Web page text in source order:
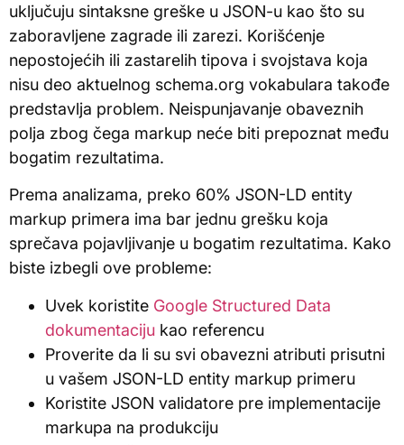
uključuju sintaksne greške u JSON-u kao što su
zaboravljene zagrade ili zarezi. Korišćenje
nepostojećih ili zastarelih tipova i svojstava koja
nisu deo aktuelnog schema.org vokabulara takođe
predstavlja problem. Neispunjavanje obaveznih
polja zbog čega markup neće biti prepoznat među
bogatim rezultatima.
Prema analizama, preko 60% JSON-LD entity
markup primera ima bar jednu grešku koja
sprečava pojavljivanje u bogatim rezultatima. Kako
biste izbegli ove probleme:
Uvek koristite Google Structured Data
dokumentaciju kao referencu
Proverite da li su svi obavezni atributi prisutni
u vašem JSON-LD entity markup primeru
Koristite JSON validatore pre implementacije
markupa na produkciju